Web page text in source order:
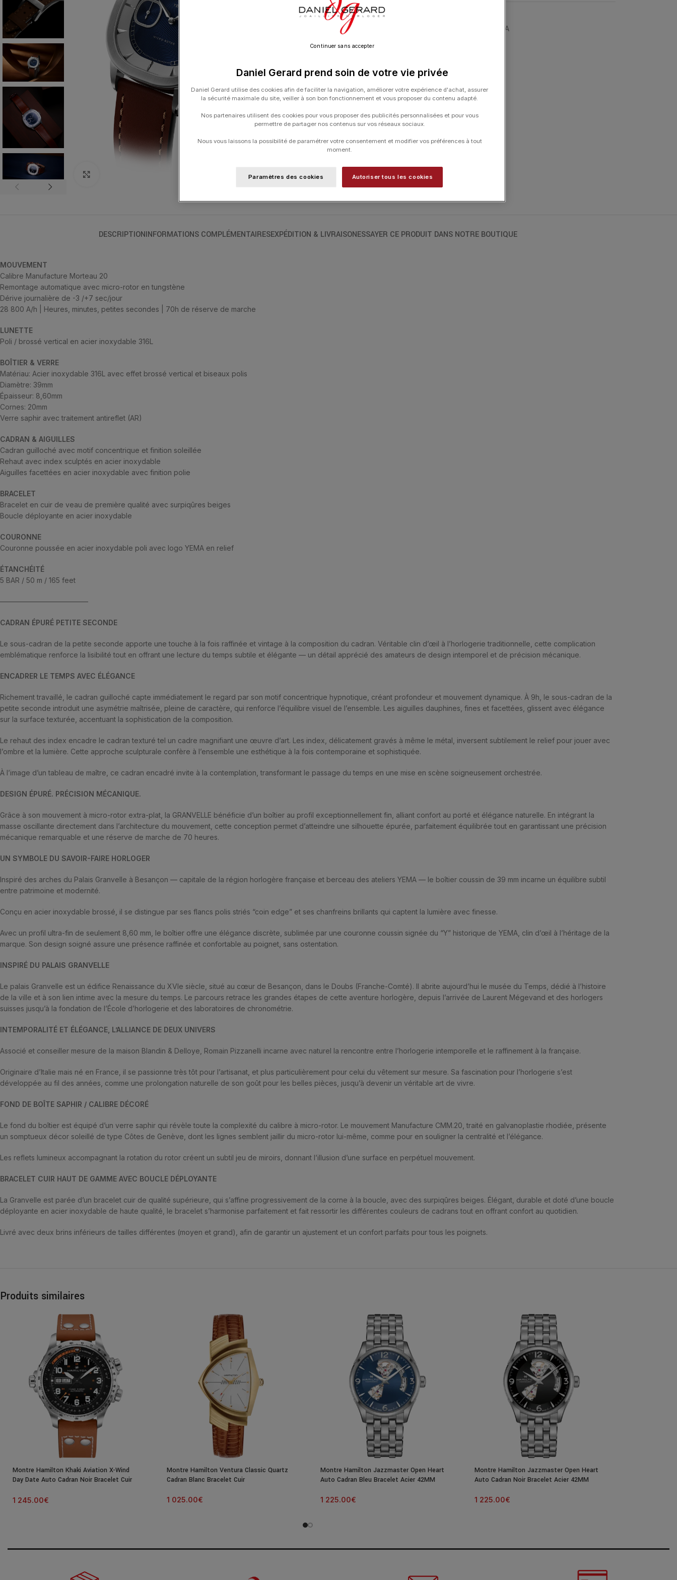
UGS :70.25.29.05.SN.L8
Catégories :
YEMA
DESCRIPTIONINFORMATIONS COMPLÉMENTAIRESEXPÉDITION & LIVRAISONESSAYER CE PRODUIT DANS NOTRE BOUTIQUE
MOUVEMENT
Calibre Manufacture Morteau 20
Remontage automatique avec micro-rotor en tungstène
Dérive journalière de -3 /+7 sec/jour
28 800 A/h | Heures, minutes, petites secondes | 70h de réserve de marche
LUNETTE
Poli / brossé vertical en acier inoxydable 316L
BOÎTIER & VERRE
Matériau: Acier inoxydable 316L avec effet brossé vertical et biseaux polis
Diamètre: 39mm
Épaisseur: 8,60mm
Cornes: 20mm
Verre saphir avec traitement antireflet (AR)
CADRAN & AIGUILLES
Cadran guilloché avec motif concentrique et finition soleillée
Rehaut avec index sculptés en acier inoxydable
Aiguilles facettées en acier inoxydable avec finition polie
BRACELET
Bracelet en cuir de veau de première qualité avec surpiqûres beiges
Boucle déployante en acier inoxydable
COURONNE
Couronne poussée en acier inoxydable poli avec logo YEMA en relief
ÉTANCHÉITÉ
5 BAR / 50 m / 165 feet
————————————–
CADRAN ÉPURÉ PETITE SECONDE
Le sous-cadran de la petite seconde apporte une touche à la fois raffinée et vintage à la composition du cadran. Véritable clin d’œil à l’horlogerie traditionnelle, cette complication
emblématique renforce la lisibilité tout en offrant une lecture du temps subtile et élégante — un détail apprécié des amateurs de design intemporel et de précision mécanique.
ENCADRER LE TEMPS AVEC ÉLÉGANCE
Richement travaillé, le cadran guilloché capte immédiatement le regard par son motif concentrique hypnotique, créant profondeur et mouvement dynamique. À 9h, le sous-cadran de la
petite seconde introduit une asymétrie maîtrisée, pleine de caractère, qui renforce l’équilibre visuel de l’ensemble. Les aiguilles dauphines, fines et facettées, glissent avec élégance
sur la surface texturée, accentuant la sophistication de la composition.
Le rehaut des index encadre le cadran texturé tel un cadre magnifiant une œuvre d’art. Les index, délicatement gravés à même le métal, inversent subtilement le relief pour jouer avec
l’ombre et la lumière. Cette approche sculpturale confère à l’ensemble une esthétique à la fois contemporaine et sophistiquée.
À l’image d’un tableau de maître, ce cadran encadré invite à la contemplation, transformant le passage du temps en une mise en scène soigneusement orchestrée.
DESIGN ÉPURÉ. PRÉCISION MÉCANIQUE.
Grâce à son mouvement à micro-rotor extra-plat, la GRANVELLE bénéficie d’un boîtier au profil exceptionnellement fin, alliant confort au porté et élégance naturelle. En intégrant la
masse oscillante directement dans l’architecture du mouvement, cette conception permet d’atteindre une silhouette épurée, parfaitement équilibrée tout en garantissant une précision
mécanique remarquable et une réserve de marche de 70 heures.
UN SYMBOLE DU SAVOIR-FAIRE HORLOGER
Inspiré des arches du Palais Granvelle à Besançon — capitale de la région horlogère française et berceau des ateliers YEMA — le boîtier coussin de 39 mm incarne un équilibre subtil
entre patrimoine et modernité.
Conçu en acier inoxydable brossé, il se distingue par ses flancs polis striés “coin edge” et ses chanfreins brillants qui captent la lumière avec finesse.
Avec un profil ultra-fin de seulement 8,60 mm, le boîtier offre une élégance discrète, sublimée par une couronne coussin signée du “Y” historique de YEMA, clin d’œil à l’héritage de la
marque. Son design soigné assure une présence raffinée et confortable au poignet, sans ostentation.
INSPIRÉ DU PALAIS GRANVELLE
Le palais Granvelle est un édifice Renaissance du XVIe siècle, situé au cœur de Besançon, dans le Doubs (Franche-Comté). Il abrite aujourd’hui le musée du Temps, dédié à l’histoire
de la ville et à son lien intime avec la mesure du temps. Le parcours retrace les grandes étapes de cette aventure horlogère, depuis l’arrivée de Laurent Mégevand et des horlogers
suisses jusqu’à la fondation de l’École d’horlogerie et des laboratoires de chronométrie.
INTEMPORALITÉ ET ÉLÉGANCE, L’ALLIANCE DE DEUX UNIVERS
Associé et conseiller mesure de la maison Blandin & Delloye, Romain Pizzanelli incarne avec naturel la rencontre entre l’horlogerie intemporelle et le raffinement à la française.
Originaire d’Italie mais né en France, il se passionne très tôt pour l’artisanat, et plus particulièrement pour celui du vêtement sur mesure. Sa fascination pour l’horlogerie s’est
développée au fil des années, comme une prolongation naturelle de son goût pour les belles pièces, jusqu’à devenir un véritable art de vivre.
FOND DE BOÎTE SAPHIR / CALIBRE DÉCORÉ
Le fond du boîtier est équipé d’un verre saphir qui révèle toute la complexité du calibre à micro-rotor. Le mouvement Manufacture CMM.20, traité en galvanoplastie rhodiée, présente
un somptueux décor soleillé de type Côtes de Genève, dont les lignes semblent jaillir du micro-rotor lui-même, comme pour en souligner la centralité et l’élégance.
Les reflets lumineux accompagnant la rotation du rotor créent un subtil jeu de miroirs, donnant l’illusion d’une surface en perpétuel mouvement.
BRACELET CUIR HAUT DE GAMME AVEC BOUCLE DÉPLOYANTE
La Granvelle est parée d’un bracelet cuir de qualité supérieure, qui s’affine progressivement de la corne à la boucle, avec des surpiqûres beiges. Élégant, durable et doté d’une boucle
déployante en acier inoxydable de haute qualité, le bracelet s’harmonise parfaitement et fait ressortir les différentes couleurs de cadrans tout en offrant confort au quotidien.
Livré avec deux brins inférieurs de tailles différentes (moyen et grand), afin de garantir un ajustement et un confort parfaits pour tous les poignets.
Produits similaires
Montre Hamilton Khaki Aviation X-Wind
Day Date Auto Cadran Noir Bracelet Cuir
1 245.00€
Montre Hamilton Ventura Classic Quartz
Cadran Blanc Bracelet Cuir
1 025.00€
Montre Hamilton Jazzmaster Open Heart
Auto Cadran Bleu Bracelet Acier 42MM
1 225.00€
Montre Hamilton Jazzmaster Open Heart
Auto Cadran Noir Bracelet Acier 42MM
1 225.00€
Daniel Gerard prend soin de votre vie privée
Daniel Gerard utilise des cookies afin de faciliter la navigation, améliorer votre expérience d'achat, assurer
la sécurité maximale du site, veiller à son bon fonctionnement et vous proposer du contenu adapté.
Nos partenaires utilisent des cookies pour vous proposer des publicités personnalisées et pour vous
permettre de partager nos contenus sur vos réseaux sociaux.
Nous vous laissons la possibilité de paramétrer votre consentement et modifier vos préférences à tout
moment.
Paramètres des cookies Autoriser tous les cookies
Continuer sans accepter